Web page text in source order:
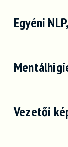
Egyéni
Vezetői